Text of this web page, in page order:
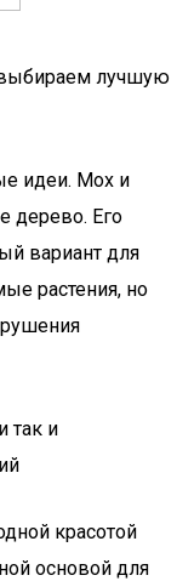
выбираем лучшую
идеи. Мох и
дерево. Его
вариант для
растения, но
так и
красотой
основой для